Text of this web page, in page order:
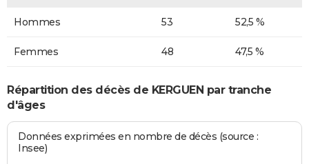
Hommes 53 52,5 %
Femmes 48 47,5 %
Répartition des décès de KERGUEN par tranche
d'âges
Données exprimées en nombre de décès (source :
Insee)